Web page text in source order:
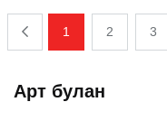
1 2 3
Арт булан